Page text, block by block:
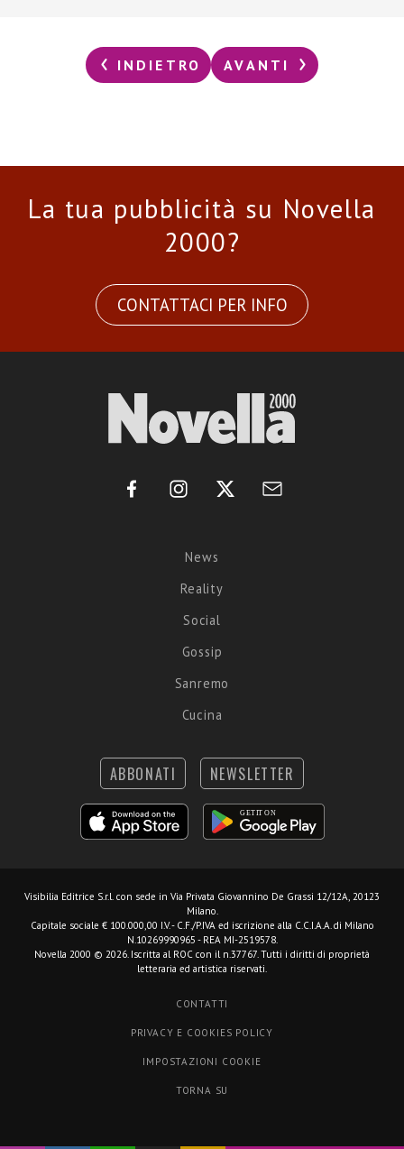
INDIETRO AVANTI
La tua pubblicità su Novella
2000?
CONTATTACI PER INFO
News
Reality
Social
Gossip
Sanremo
Cucina
ABBONATI NEWSLETTER
Visibilia Editrice S.r.l. con sede in Via Privata Giovannino De Grassi 12/12A, 20123
Milano.
Capitale sociale € 100.000,00 I.V. - C.F./P.IVA ed iscrizione alla C.C.I.A.A. di Milano
N.10269990965 - REA MI-2519578.
Novella 2000 © 2026. Iscritta al ROC con il n.37767. Tutti i diritti di proprietà
letteraria ed artistica riservati.
CONTATTI
PRIVACY E COOKIES POLICY
IMPOSTAZIONI COOKIE
TORNA SU